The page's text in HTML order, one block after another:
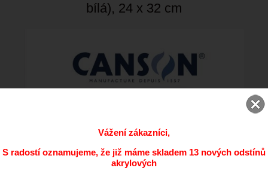
bílá), 24 x 32 cm
Vážení zákazníci,
S radostí oznamujeme, že již máme skladem 13 nových odstínů
akrylových